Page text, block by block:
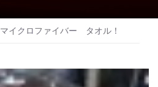
マイクロファイバー タオル！